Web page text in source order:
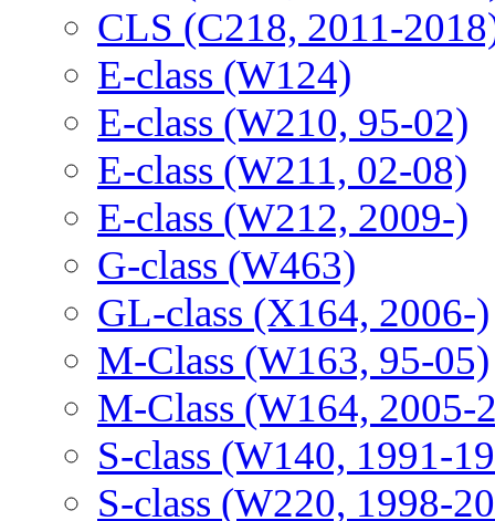
CLS (C218, 2011-
E-class (W124)
E-class (W210, 95-02)
E-class (W211, 02-08)
E-class (W212, 2009-)
G-class (W463)
GL-class (X164, 2006-)
M-Class (W163, 95-05)
M-Class (W164, 2005-
S-class (W140, 1991-
S-class (W220, 1998-